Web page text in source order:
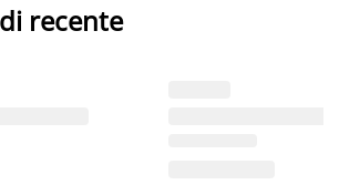
recente